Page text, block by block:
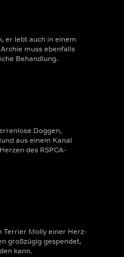
er lebt auch in einem
muss ebenfalls
Behandlung.
Doggen,
aus einem Kanal
des RSPCA-
Terrier Molly einer Herz-
großzügig gespendet,
kann.